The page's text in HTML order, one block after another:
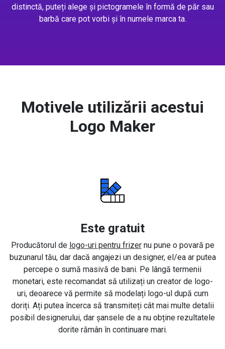
distinctă, puteți alege și pictogramele în formă de păr sau
barbă care pot vorbi și în numele marca ta.
Motivele utilizării acestui
Logo Maker
Este gratuit
Producătorul de logo-uri pentru frizernu pune o povară pe
buzunarul tău, dar dacă angajezi un designer, el/ea ar putea
percepe o sumă masivă de bani. Pe lângă termenii
monetari, este recomandat să utilizați un creator de logo-
uri, deoarece vă permite să modelați logo-ul după cum
doriți. Ați putea încerca să transmiteți cât mai multe detalii
posibil designerului, dar șansele de a nu obține rezultatele
dorite rămân în continuare mari.